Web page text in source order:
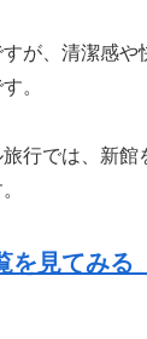
が、清潔感や
。
行では、新館
を見てみる